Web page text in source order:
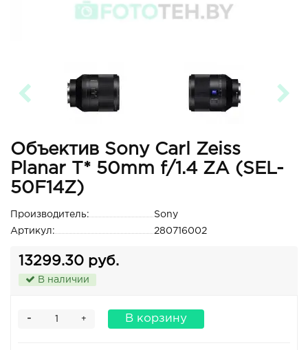
Объектив Sony Carl Zeiss
Planar T* 50mm f/1.4 ZA (SEL-
50F14Z)
Производитель:
Sony
Артикул:
280716002
13299.30 руб.
В наличии
+
- В корзину